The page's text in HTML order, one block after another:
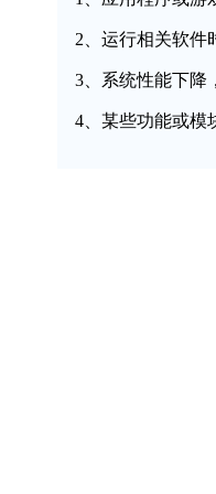
2、运行相关软件
3、系统性能下降
4、某些功能或模